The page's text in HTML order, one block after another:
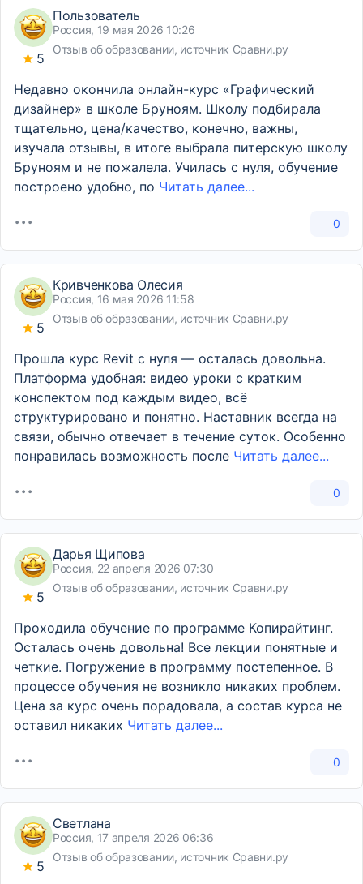
5
Пользователь
Россия, 19 мая 2026 10:26
Отзыв об образовании, источник Сравни.ру
Недавно окончила онлайн-курс «Графический
дизайнер» в школе Бруноям. Школу подбирала
тщательно, цена/качество, конечно, важны,
изучала отзывы, в итоге выбрала питерскую школу
Бруноям и не пожалела. Училась с нуля, обучение
построено удобно, по Читать далее...
0
5
Кривченкова Олесия
Россия, 16 мая 2026 11:58
Отзыв об образовании, источник Сравни.ру
Прошла курс Revit с нуля — осталась довольна.
Платформа удобная: видео уроки с кратким
конспектом под каждым видео, всё
структурировано и понятно. Наставник всегда на
связи, обычно отвечает в течение суток. Особенно
понравилась возможность после Читать далее...
0
5
Дарья Щипова
Россия, 22 апреля 2026 07:30
Отзыв об образовании, источник Сравни.ру
Проходила обучение по программе Копирайтинг.
Осталась очень довольна! Все лекции понятные и
четкие. Погружение в программу постепенное. В
процессе обучения не возникло никаких проблем.
Цена за курс очень порадовала, а состав курса не
оставил никаких Читать далее...
0
5
Светлана
Россия, 17 апреля 2026 06:36
Отзыв об образовании, источник Сравни.ру